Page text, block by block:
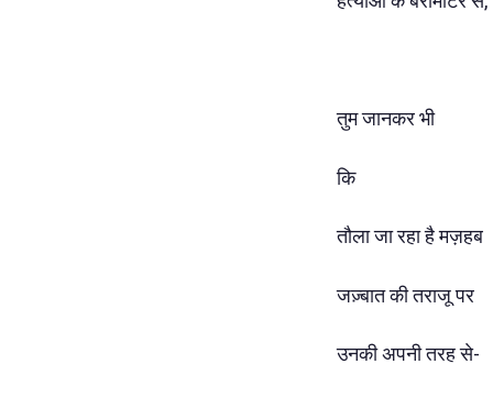
तुम जानकर भी
कि
तौला जा रहा है मज़हब
जज़्बात की तराजू पर
उनकी अपनी तरह से-